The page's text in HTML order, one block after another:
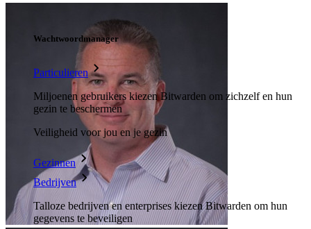
Wachtwoordmanager
Particulieren
Miljoenen gebruikers kiezen Bitwarden om zichzelf en hun
gezin te beschermen
Veiligheid voor jou en je gezin
Gezinnen
Bedrijven
Talloze bedrijven en enterprises kiezen Bitwarden om hun
gegevens te beveiligen